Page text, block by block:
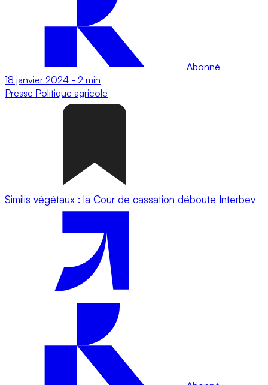
Abonné
18 janvier 2024 - 2 min
Presse Politique agricole
Similis végétaux : la Cour de cassation déboute Interbev